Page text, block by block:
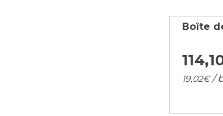
Boîte
114,
19,02€/